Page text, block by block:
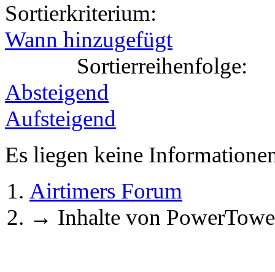
Sortierkriterium:
Wann hinzugefügt
Sortierreihenfolge:
Absteigend
Aufsteigend
Es liegen keine
Airtimers Forum
→ Inhalte von